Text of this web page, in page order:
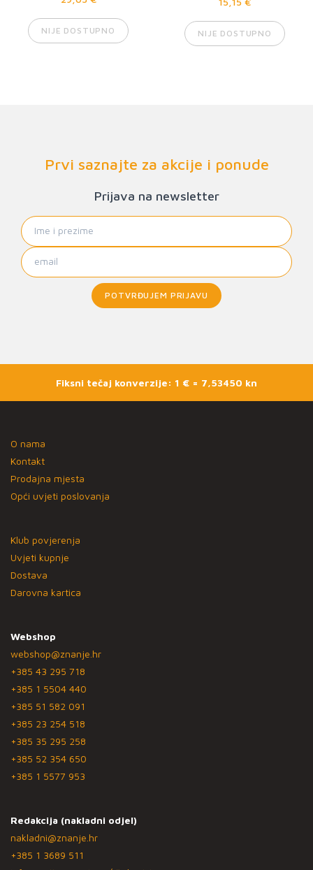
NIJE DOSTUPNO NIJE DOSTUPNO
Prvi saznajte za akcije i ponude
Prijava na newsletter
POTVRĐUJEM PRIJAVU
Fiksni tečaj konverzije: 1 € = 7,53450 kn
O nama
Kontakt
Prodajna mjesta
Opći uvjeti poslovanja
Klub povjerenja
Uvjeti kupnje
Dostava
Darovna kartica
Webshop
webshop@znanje.hr
+385 43 295 718
+385 1 5504 440
+385 51 582 091
+385 23 254 518
+385 35 295 258
+385 52 354 650
+385 1 5577 953
Redakcija (nakladni odjel)
nakladni@znanje.hr
+385 1 3689 511